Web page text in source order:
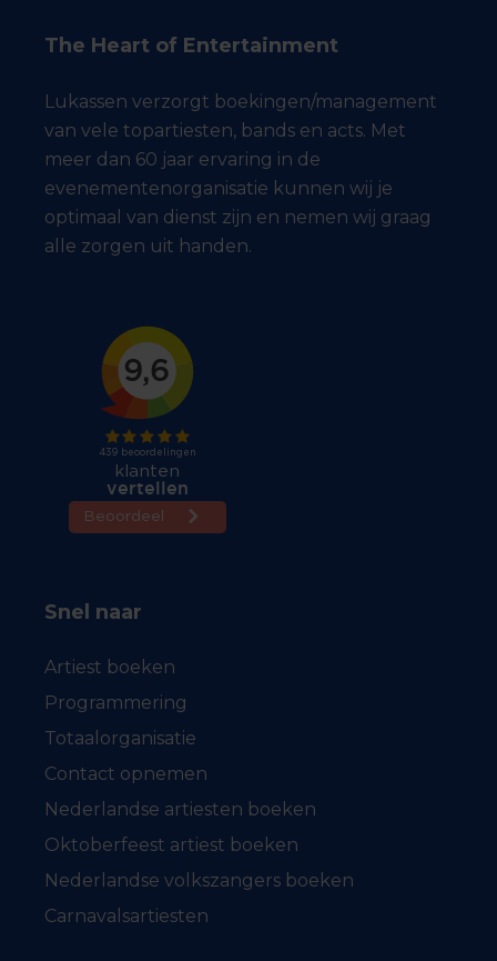
The Heart of Entertainment
Lukassen verzorgt boekingen/management
van vele topartiesten, bands en acts. Met
meer dan 60 jaar ervaring in de
evenementenorganisatie kunnen wij je
optimaal van dienst zijn en nemen wij graag
alle zorgen uit handen.
Snel naar
Artiest boeken
Programmering
Totaalorganisatie
Contact opnemen
Nederlandse artiesten boeken
Oktoberfeest artiest boeken
Nederlandse volkszangers boeken
Carnavalsartiesten